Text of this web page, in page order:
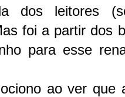
dos leitores
foi a partir dos
para esse
ao ver